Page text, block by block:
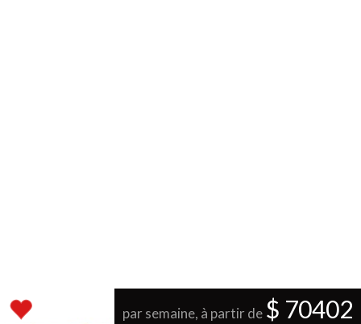
par semaine, à partir de $ 70402